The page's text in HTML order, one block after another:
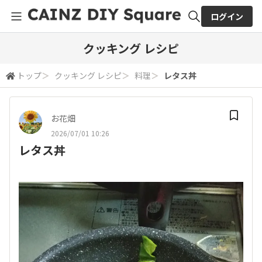
検索
ログイン
クッキング レシピ
トップ＞ クッキング レシピ＞ 料理＞ レタス丼
お花畑
2026/07/01 10:26
レタス丼